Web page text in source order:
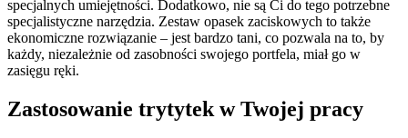
specjalnych umiejętności. Dodatkowo, nie są Ci do tego potrzebne
specjalistyczne narzędzia. Zestaw opasek zaciskowych to także
ekonomiczne rozwiązanie – jest bardzo tani, co pozwala na to, by
każdy, niezależnie od zasobności swojego portfela, miał go w
zasięgu ręki.
Zastosowanie trytytek w Twojej pracy